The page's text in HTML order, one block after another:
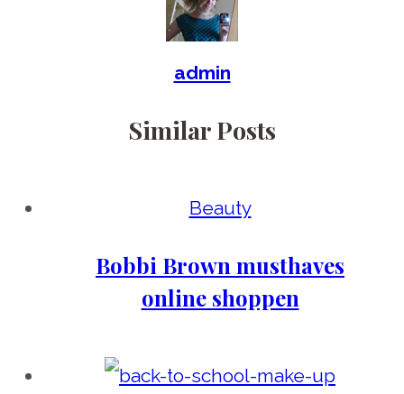
admin
Similar Posts
Beauty
Bobbi Brown musthaves
online shoppen